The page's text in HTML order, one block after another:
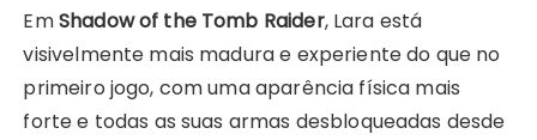
EmShadow of the Tomb Raider, Lara está
visivelmente mais madura e experiente do que no
primeiro jogo, com uma aparência física mais
forte e todas as suas armas desbloqueadas desde